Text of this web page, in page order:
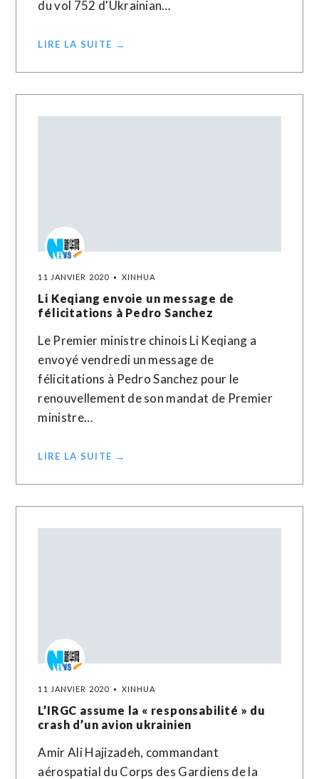
du vol 752 d'Ukrainian…
LIRE LA SUITE →
11 JANVIER 2020 XINHUA
Li Keqiang envoie un message de
félicitations à Pedro Sanchez
Le Premier ministre chinois Li Keqiang a
envoyé vendredi un message de
félicitations à Pedro Sanchez pour le
renouvellement de son mandat de Premier
ministre…
LIRE LA SUITE →
11 JANVIER 2020 XINHUA
L’IRGC assume la « responsabilité » du
crash d’un avion ukrainien
Amir Ali Hajizadeh, commandant
aérospatial du Corps des Gardiens de la